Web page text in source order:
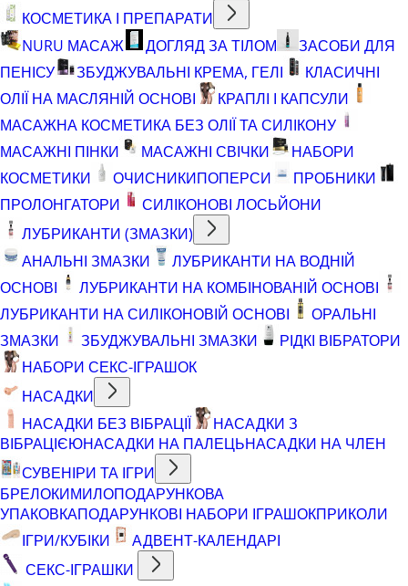
КОСМЕТИКА І ПРЕПАРАТИ
NURU МАСАЖ
ДОГЛЯД ЗА ТІЛОМ
ЗАСОБИ ДЛЯ
ПЕНІСУ
ЗБУДЖУВАЛЬНІ КРЕМА, ГЕЛІ
КЛАСИЧНІ
ОЛІЇ НА МАСЛЯНІЙ ОСНОВІ
КРАПЛІ І КАПСУЛИ
МАСАЖНА КОСМЕТИКА БЕЗ ОЛІЇ ТА СИЛІКОНУ
МАСАЖНІ ПІНКИ
МАСАЖНІ СВІЧКИ
НАБОРИ
КОСМЕТИКИ
ОЧИСНИКИПОПЕРСИ
ПРОБНИКИ
ПРОЛОНГАТОРИ
СИЛІКОНОВІ ЛОСЬЙОНИ
ЛУБРИКАНТИ (ЗМАЗКИ)
АНАЛЬНІ ЗМАЗКИ
ЛУБРИКАНТИ НА ВОДНІЙ
ОСНОВІ
ЛУБРИКАНТИ НА КОМБІНОВАНІЙ ОСНОВІ
ЛУБРИКАНТИ НА СИЛІКОНОВІЙ ОСНОВІ
ОРАЛЬНІ
ЗМАЗКИ
ЗБУДЖУВАЛЬНІ ЗМАЗКИ
РІДКІ ВІБРАТОРИ
НАБОРИ СЕКС-ІГРАШОК
НАСАДКИ
НАСАДКИ БЕЗ ВІБРАЦІЇ
НАСАДКИ З
ВІБРАЦІЄЮНАСАДКИ НА ПАЛЕЦЬНАСАДКИ НА ЧЛЕН
СУВЕНІРИ ТА ІГРИ
БРЕЛОКИМИЛОПОДАРУНКОВА
УПАКОВКАПОДАРУНКОВІ НАБОРИ ІГРАШОКПРИКОЛИ
ІГРИ/КУБІКИ
АДВЕНТ-КАЛЕНДАРІ
СЕКС-ІГРАШКИ